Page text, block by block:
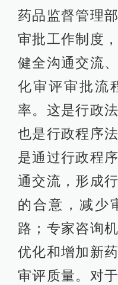
药品监督管理
审批工作制度
健全沟通交流
化审评审批流
率。这是行政
也是行政程序
是通过行政程
通交流，形成
的合意，减少
路；专家咨询
优化和增加新
审评质量。对